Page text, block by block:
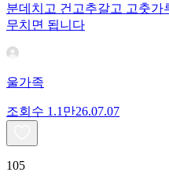
분데치고 건고추갈고 고춧가
무치면 됩니다
울가족
조회수 1.1만26.07.07
105